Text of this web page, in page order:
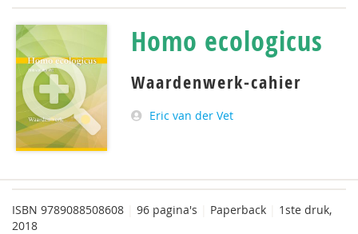
Homo ecologicus
Waardenwerk-cahier
Eric van der Vet
ISBN 9789088508608 96 pagina's Paperback
1ste druk,
2018